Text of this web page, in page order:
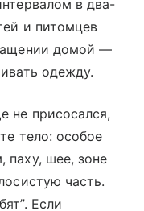
в два-
и питомцев
домой —
одежду.
не присосался,
тело: особое
паху, шее, зоне
часть.
Если